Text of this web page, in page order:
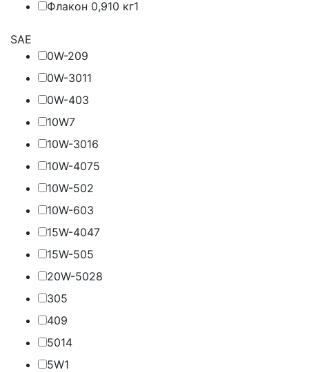
Флакон 0,910 кг1
SAE
0W-209
0W-3011
0W-403
10W7
10W-3016
10W-4075
10W-502
10W-603
15W-4047
15W-505
20W-5028
305
409
5014
5W1